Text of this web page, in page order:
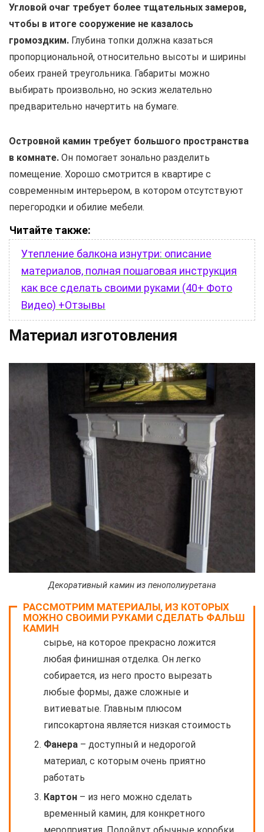
Угловой очаг требует более тщательных замеров,
чтобы в итоге сооружение не казалось
громоздким. Глубина топки должна казаться
пропорциональной, относительно высоты и ширины
обеих граней треугольника. Габариты можно
выбирать произвольно, но эскиз желательно
предварительно начертить на бумаге.
Островной камин требует большого пространства
в комнате. Он помогает зонально разделить
помещение. Хорошо смотрится в квартире с
современным интерьером, в котором отсутствуют
перегородки и обилие мебели.
Читайте также:
Утепление балкона изнутри: описание
материалов, полная пошаговая инструкция
как все сделать своими руками (40+ Фото
Видео) +Отзывы
Материал изготовления
Декоративный камин из пенополиуретана
РАССМОТРИМ МАТЕРИАЛЫ, ИЗ КОТОРЫХ
МОЖНО СВОИМИ РУКАМИ СДЕЛАТЬ ФАЛЬШ
КАМИНГипсокартон
– самое распространенное
сырье, на которое прекрасно ложится
любая финишная отделка. Он легко
собирается, из него просто вырезать
любые формы, даже сложные и
витиеватые. Главным плюсом
гипсокартона является низкая стоимость
Фанера – доступный и недорогой
материал, с которым очень приятно
работать
Картон – из него можно сделать
временный камин, для конкретного